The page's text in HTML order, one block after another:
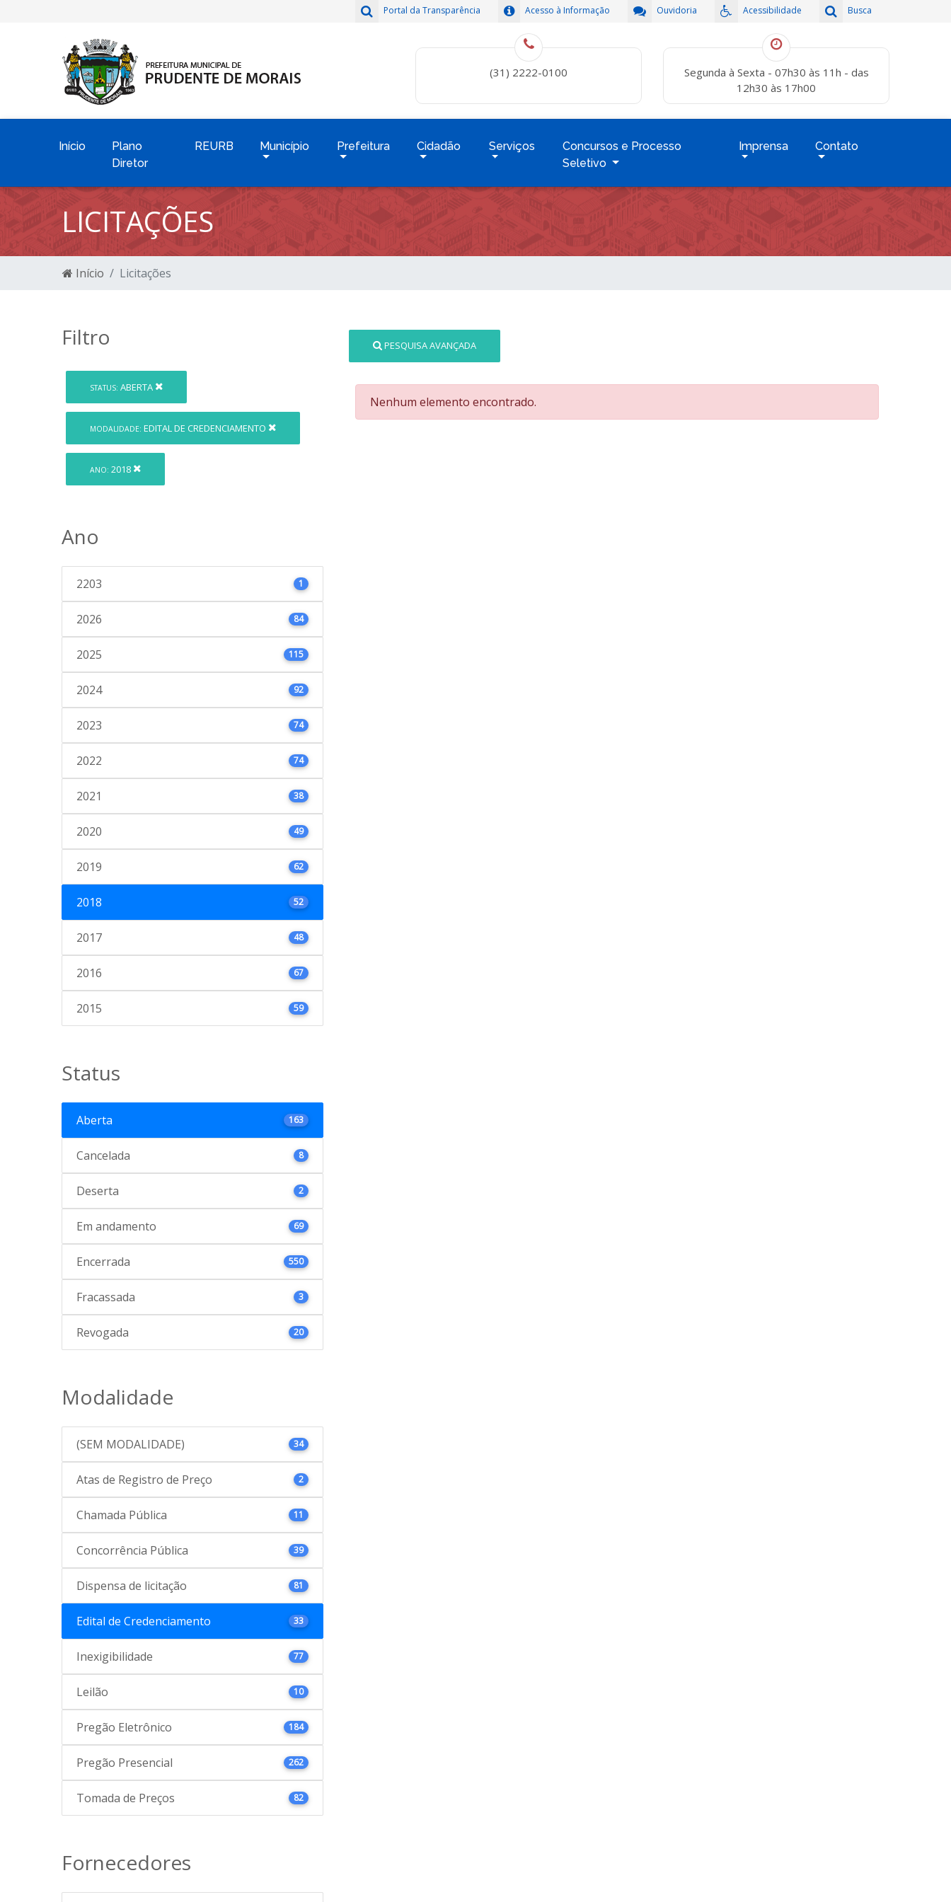
Busca
Acessibilidade
Ouvidoria
Acesso à Informação
Portal da Transparência
(31) 2222-0100
Segunda à Sexta - 07h30 às 11h - das
12h30 às 17h00
Início
Plano
Diretor
REURB Município Prefeitura Cidadão Serviços
Concursos e Processo
Seletivo
Imprensa Contato
LICITAÇÕES
Início Licitações
Filtro
STATUS: ABERTA
MODALIDADE: EDITAL DE CREDENCIAMENTO
ANO: 2018
Ano
2203 1
2026 84
2025 115
2024 92
2023 74
2022 74
2021 38
2020 49
2019 62
2018 52
2017 48
2016 67
2015 59
Status
Aberta 163
Cancelada 8
Deserta 2
Em andamento 69
Encerrada 550
Fracassada 3
Revogada 20
Modalidade
(SEM MODALIDADE) 34
Atas de Registro de Preço 2
Chamada Pública 11
Concorrência Pública 39
Dispensa de licitação 81
Edital de Credenciamento 33
Inexigibilidade 77
Leilão 10
Pregão Eletrônico 184
Pregão Presencial 262
Tomada de Preços 82
Fornecedores
PESQUISA AVANÇADA
Nenhum elemento encontrado.